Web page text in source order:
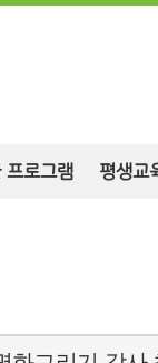
프로그램 평생교